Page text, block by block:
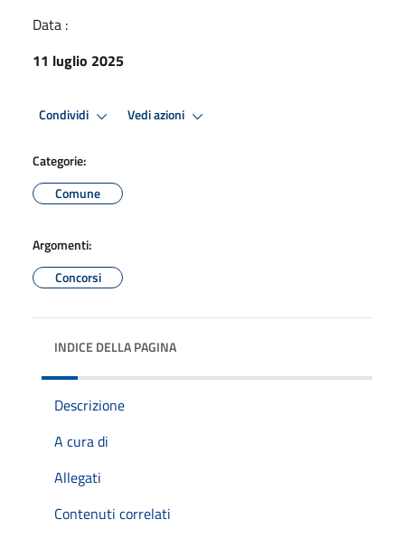
Data :
11 luglio 2025
Condividi Vedi azioni
Categorie:
Comune
Argomenti:
Concorsi
INDICE DELLA PAGINA
Descrizione
A cura di
Allegati
Contenuti correlati